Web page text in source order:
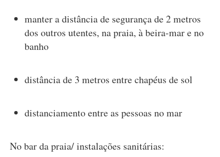
manter a distância de segurança de 2 metros
dos outros utentes, na praia, à beira-mar e no
banho
distância de 3 metros entre chapéus de sol
distanciamento entre as pessoas no mar
No bar da praia/ instalações sanitárias: